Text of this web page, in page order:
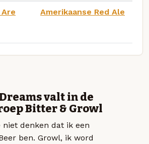
Amerikaanse Red Ale
valt in de
Bitter & Growl
niet denken dat ik een
ben. Growl, ik word